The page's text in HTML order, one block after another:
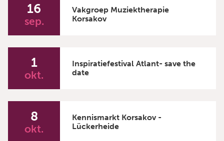
16
sep.
Vakgroep Muziektherapie
Korsakov
1
okt.
Inspiratiefestival Atlant- save the
date
8
okt.
Kennismarkt Korsakov -
Lückerheide